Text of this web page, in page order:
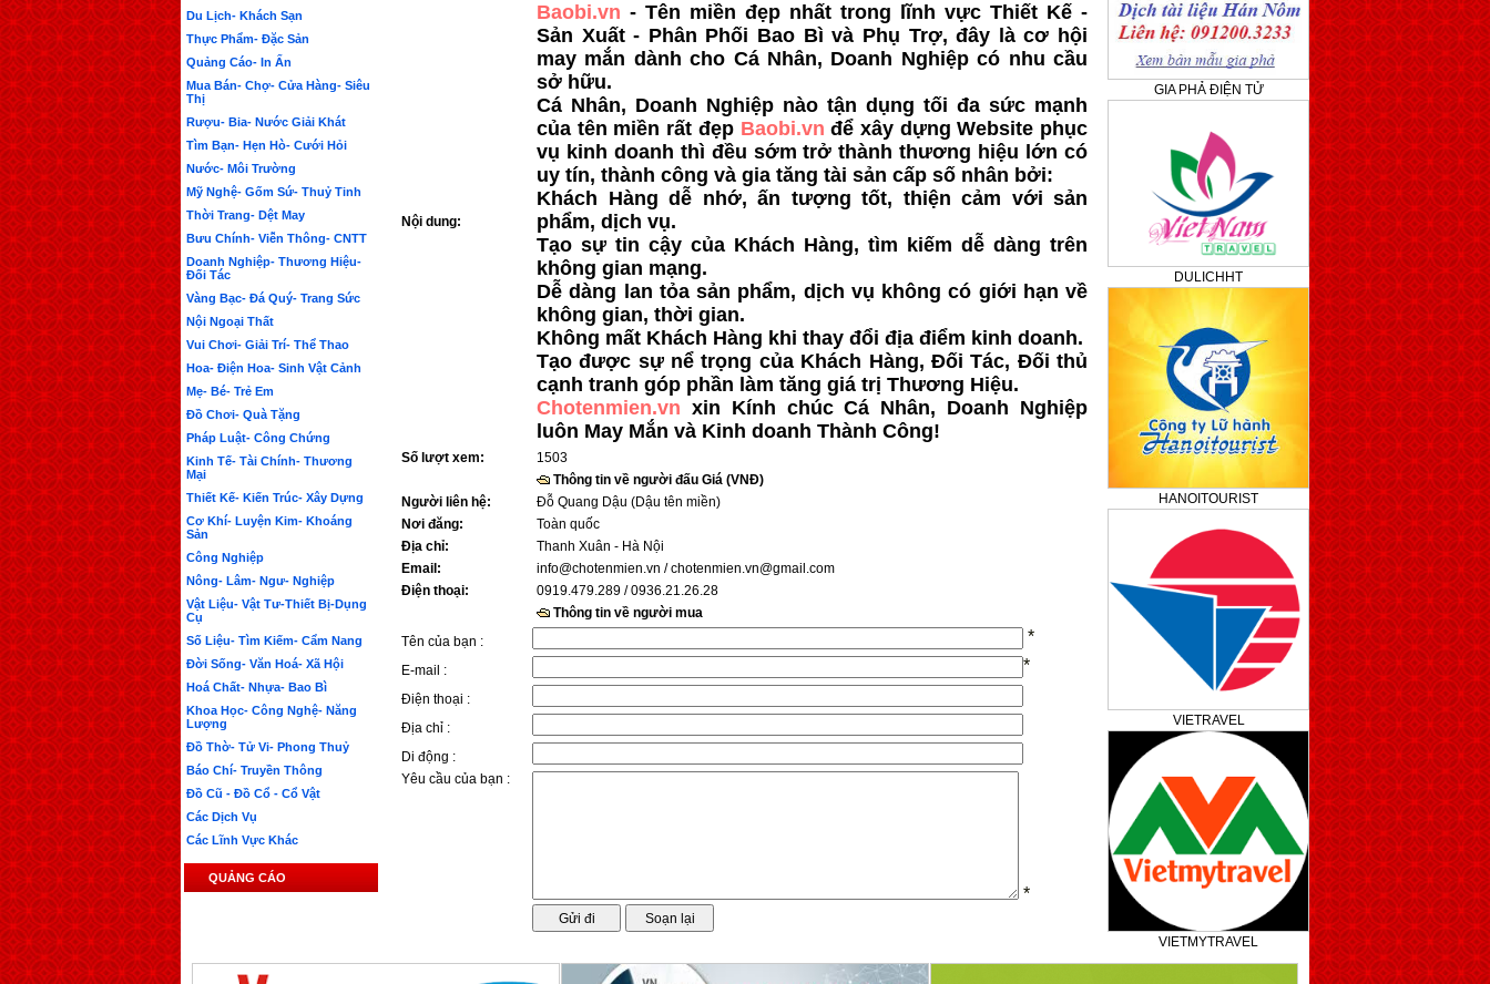
Du Lịch- Khách Sạn
Thực Phẩm- Đặc Sản
Quảng Cáo- In Ấn
Mua Bán- Chợ- Cửa Hàng- Siêu
Thị
Rượu- Bia- Nước Giải Khát
Tìm Bạn- Hẹn Hò- Cưới Hỏi
Nước- Môi Trường
Mỹ Nghệ- Gốm Sứ- Thuỷ Tinh
Thời Trang- Dệt May
Bưu Chính- Viễn Thông- CNTT
Doanh Nghiệp- Thương Hiệu-
Đối Tác
Vàng Bạc- Đá Quý- Trang Sức
Nội Ngoại Thất
Vui Chơi- Giải Trí- Thể Thao
Hoa- Điện Hoa- Sinh Vật Cảnh
Mẹ- Bé- Trẻ Em
Đồ Chơi- Quà Tặng
Pháp Luật- Công Chứng
Kinh Tế- Tài Chính- Thương
Mại
Thiết Kế- Kiến Trúc- Xây Dựng
Cơ Khí- Luyện Kim- Khoáng
Sản
Công Nghiệp
Nông- Lâm- Ngư- Nghiệp
Vật Liệu- Vật Tư-Thiết Bị-Dụng
Cụ
Số Liệu- Tìm Kiếm- Cẩm Nang
Đời Sống- Văn Hoá- Xã Hội
Hoá Chất- Nhựa- Bao Bì
Khoa Học- Công Nghệ- Năng
Lượng
Đồ Thờ- Tử Vi- Phong Thuỷ
Báo Chí- Truyền Thông
Đồ Cũ - Đồ Cổ - Cổ Vật
Các Dịch Vụ
Các Lĩnh Vực Khác
QUẢNG CÁO
Nội dung:
Baobi.vn - Tên miền đẹp nhất trong lĩnh vực Thiết Kế -
Sản Xuất - Phân Phối Bao Bì và Phụ Trợ, đây là cơ hội
may mắn dành cho Cá Nhân, Doanh Nghiệp có nhu cầu
sở hữu.
Cá Nhân, Doanh Nghiệp nào tận dụng tối đa sức mạnh
của tên miền rất đẹp Baobi.vn để xây dựng Website phục
vụ kinh doanh thì đều sớm trở thành thương hiệu lớn có
uy tín, thành công và gia tăng tài sản cấp số nhân bởi:
Khách Hàng dễ nhớ, ấn tượng tốt, thiện cảm với sản
phẩm, dịch vụ.
Tạo sự tin cậy của Khách Hàng, tìm kiếm dễ dàng trên
không gian mạng.
Dễ dàng lan tỏa sản phẩm, dịch vụ không có giới hạn về
không gian, thời gian.
Không mất Khách Hàng khi thay đổi địa điểm kinh doanh.
Tạo được sự nể trọng của Khách Hàng, Đối Tác, Đối thủ
cạnh tranh góp phần làm tăng giá trị Thương Hiệu.
Chotenmien.vn xin Kính chúc Cá Nhân, Doanh Nghiệp
luôn May Mắn và Kinh doanh Thành Công!
Số lượt xem:
1503
Thông tin về người đấu Giá (VNĐ)
Người liên hệ:
Đỗ Quang Dậu (Dậu tên miền)
Nơi đăng:
Toàn quốc
Địa chỉ:
Thanh Xuân - Hà Nội
Email:
info@chotenmien.vn / chotenmien.vn@gmail.com
Điện thoại:
0919.479.289 / 0936.21.26.28
Thông tin về người mua
Tên của bạn :
*
E-mail : *
Điện thoại :
Địa chỉ :
Di động :
Yêu cầu của bạn :
*
GIA PHẢ ĐIỆN TỬ
DULICHHT
HANOITOURIST
VIETRAVEL
VIETMYTRAVEL